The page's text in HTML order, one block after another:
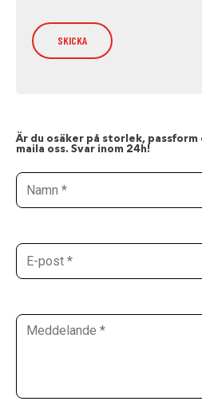
Är du osäker på storlek,
maila oss. Svar inom 24h!